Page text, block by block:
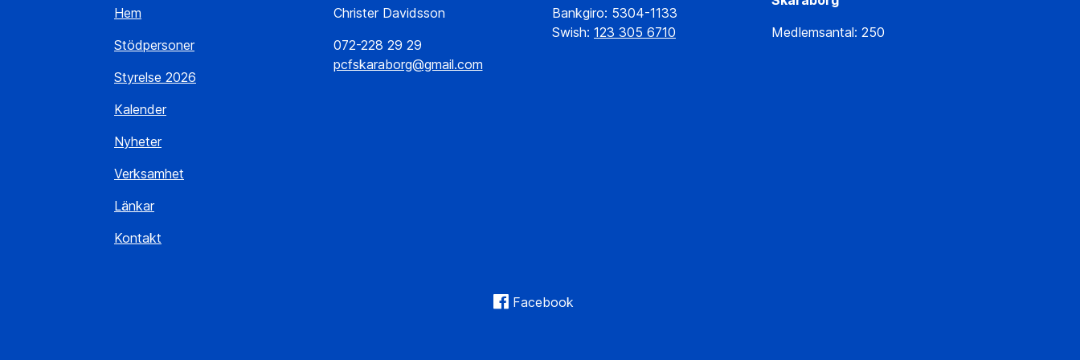
Hem
Stödpersoner
Styrelse 2026
Kalender
Nyheter
Verksamhet
Länkar
Kontakt
Christer Davidsson
072-228 29 29
pcfskaraborg@gmail.com
Bankgiro: 5304-1133
Swish: 123 305 6710
Medlemsantal: 250
Facebook